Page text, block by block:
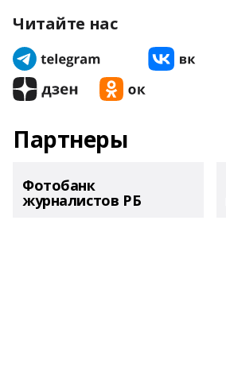
Читайте нас
Партнеры
Фотобанк
журналистов РБ